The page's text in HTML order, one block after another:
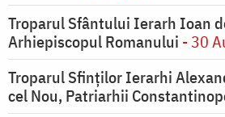
Troparul Sfântului Ierarh Ioan
Arhiepiscopul Romanului - 30
Troparul Sfinţilor Ierarhi
cel Nou, Patriarhii